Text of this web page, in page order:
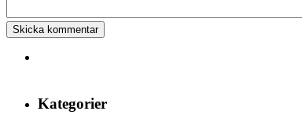
Kategorier